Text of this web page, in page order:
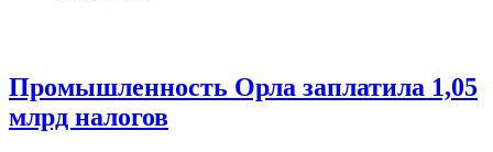
Промышленность Орла заплатила 1,05
млрд налогов